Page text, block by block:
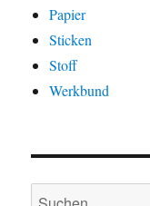
Papier
Sticken
Stoff
Werkbund
Suchen